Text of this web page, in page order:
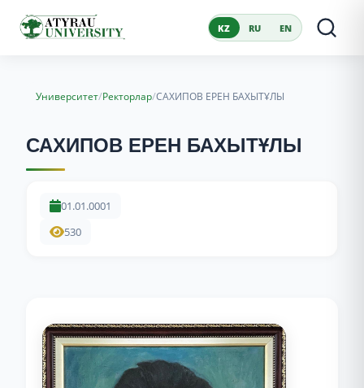
KZ RU EN
Университет/Ректорлар/САХИПОВ ЕРЕН БАХЫТҰЛЫ
САХИПОВ ЕРЕН БАХЫТҰЛЫ
01.01.0001
530